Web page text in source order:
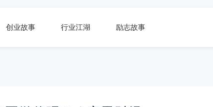
创业故事 行业江湖 励志故事